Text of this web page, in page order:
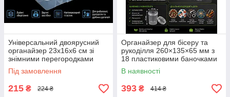
Універсальний двоярусний
органайзер 23х16х6 см зі
знімними перегородками
Під замовлення
215 ₴ 224 ₴
Органайзер для бісеру та
рукоділля 260×135×65 мм з
18 пластиковими баночками
В наявності
393 ₴ 414 ₴